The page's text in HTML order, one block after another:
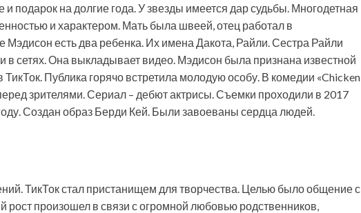
подарок на долгие года. У звезды имеется дар судьбы. Многодетная
и характером. Мать была швеей, отец работал в
Мэдисон есть два ребенка. Их имена Дакота, Райли. Сестра Райли
в сетях. Она выкладывает видео. Мэдисон была признана известной
ТикТок. Публика горячо встретила молодую особу. В комедии «Chicken
зрителями. Сериал – дебют актрисы. Съемки проходили в 2017
Создан образ Берди Кей. Были завоеваны сердца людей.
ТикТок стал пристанищем для творчества. Целью было общение с
рост произошел в связи с огромной любовью родственников,